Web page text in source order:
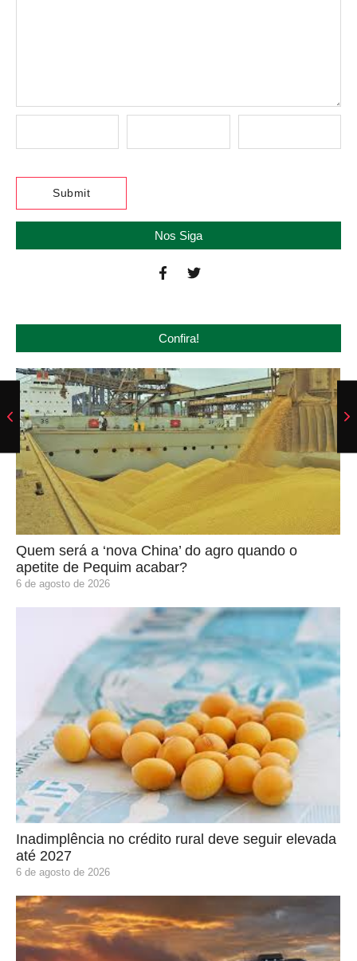
Nos Siga
Confira!
Quem será a ‘nova China’ do agro quando o
apetite de Pequim acabar?
6 de agosto de 2026
Inadimplência no crédito rural deve seguir elevada
até 2027
6 de agosto de 2026